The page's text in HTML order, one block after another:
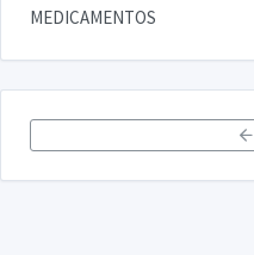
MEDICAMENTOS